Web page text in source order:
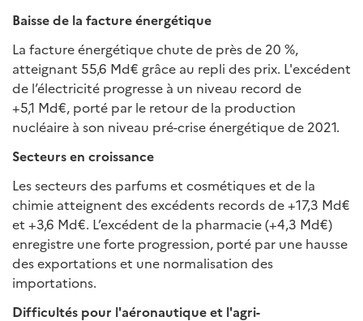
Baisse de la facture énergétique
La facture énergétique chute de près de 20 %,
atteignant 55,6 Md€ grâce au repli des prix. L'excédent
de l’électricité progresse à un niveau record de
+5,1 Md€, porté par le retour de la production
nucléaire à son niveau pré-crise énergétique de 2021.
Secteurs en croissance
Les secteurs des parfums et cosmétiques et de la
chimie atteignent des excédents records de +17,3 Md€
et +3,6 Md€. L’excédent de la pharmacie (+4,3 Md€)
enregistre une forte progression, porté par une hausse
des exportations et une normalisation des
importations.
Difficultés pour l'aéronautique et l'agri-